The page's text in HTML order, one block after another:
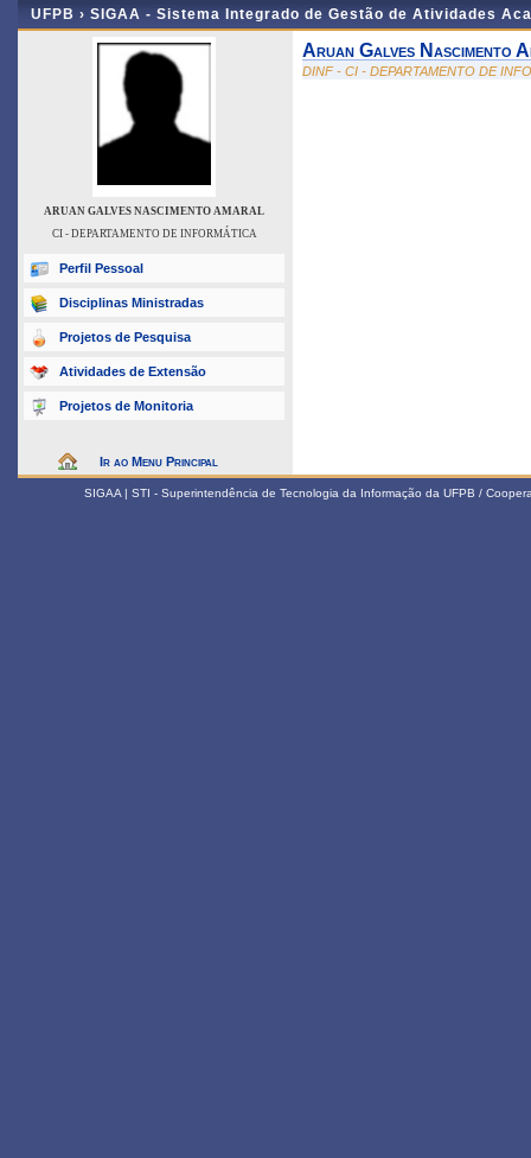
UFPB › SIGAA - Sistema Integrado de Gestão de Atividades
ARUAN GALVES NASCIMENTO AMARAL
CI - DEPARTAMENTO DE INFORMÁTICA
Perfil Pessoal
Disciplinas Ministradas
Projetos de Pesquisa
Atividades de Extensão
Projetos de Monitoria
Ir ao Menu Principal
Aruan Galves Nascimento
DINF - CI - DEPARTAMENTO DE
SIGAA | STI - Superintendência de Tecnologia da Informação da UFPB /